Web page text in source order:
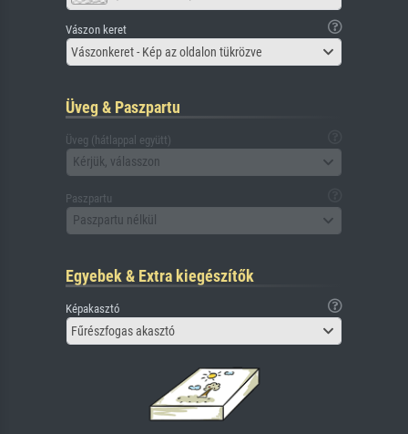
Vászon keret
Vászonkeret - Kép az oldalon tükrözve
Üveg & Paszpartu
Üveg (hátlappal együtt)
Kérjük, válasszon
Paszpartu
Paszpartu nélkül
Egyebek & Extra kiegészítők
Képakasztó
Fűrészfogas akasztó